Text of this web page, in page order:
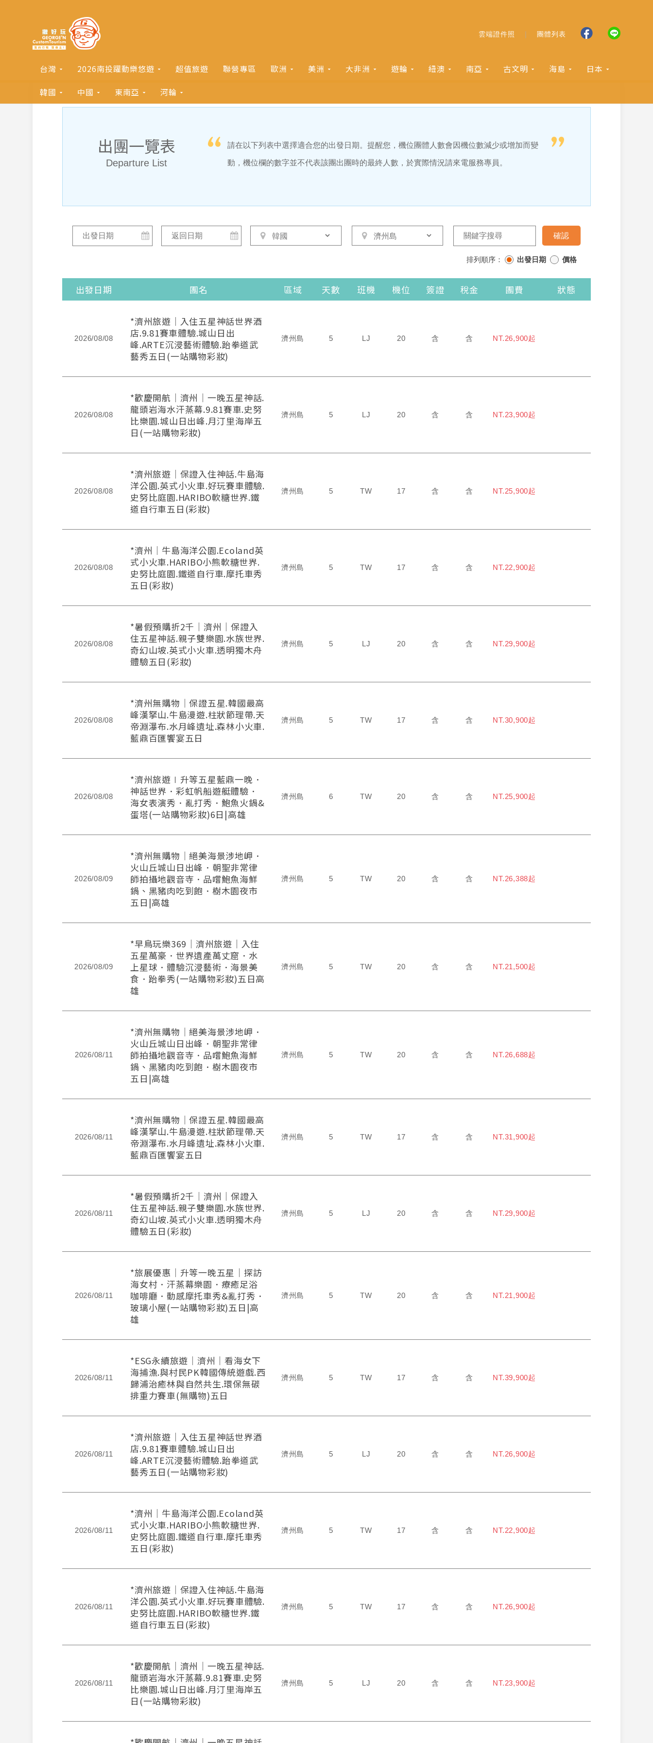
雲端證件照 團體列表
台灣 2026南投躍動樂悠遊 超值旅遊 聯營專區 歐洲 美洲 大非洲 遊輪 紐澳 南亞 古文明 海島
日本
韓國
中國 東南亞 河輪
出團一覽表
Departure List
請在以下列表中選擇適合您的出發日期。提醒您，機位團體人數會因機位數減少或增加而變
動，機位欄的數字並不代表該團出團時的最終人數，於實際情況請來電服務專員。
排列順序： 出發日期 價格
出發日期 團名 區域 天數 班機 機位 簽證 稅金 團費 狀態
2026/08/08
*濟州旅遊｜入住五星神話世界酒
店.9.81賽車體驗.城山日出
峰.ARTE沉浸藝術體驗.跆拳道武
藝秀五日(一站購物彩妝)
濟州島 5 LJ 20 含 含 NT.26,900起
2026/08/08
*歡慶開航｜濟州｜一晚五星神話.
龍頭岩海水汗蒸幕.9.81賽車.史努
比樂園.城山日出峰.月汀里海岸五
日(一站購物彩妝)
濟州島 5 LJ 20 含 含 NT.23,900起
2026/08/08
*濟州旅遊｜保證入住神話.牛島海
洋公園.英式小火車.好玩賽車體驗.
史努比庭園.HARIBO軟糖世界.鐵
道自行車五日(彩妝)
濟州島 5 TW 17 含 含 NT.25,900起
2026/08/08
*濟州｜牛島海洋公園.Ecoland英
式小火車.HARIBO小熊軟糖世界.
史努比庭園.鐵道自行車.摩托車秀
五日(彩妝)
濟州島 5 TW 17 含 含 NT.22,900起
2026/08/08
*暑假預購折2千｜濟州｜保證入
住五星神話.親子雙樂園.水族世界.
奇幻山坡.英式小火車.透明獨木舟
體驗五日(彩妝)
濟州島 5 LJ 20 含 含 NT.29,900起
2026/08/08
*濟州無購物｜保證五星.韓國最高
峰漢拏山.牛島漫遊.柱狀節理帶.天
帝淵瀑布.水月峰遺址.森林小火車.
藍鼎百匯饗宴五日
濟州島 5 TW 17 含 含 NT.30,900起
2026/08/08
*濟州旅遊∣升等五星藍鼎一晚．
神話世界．彩虹帆船遊艇體驗．
海女表演秀．亂打秀．鮑魚火鍋&
蛋塔(一站購物彩妝)6日|高雄
濟州島 6 TW 20 含 含 NT.25,900起
2026/08/09
*濟州無購物｜絕美海景涉地岬．
火山丘城山日出峰．朝聖非常律
師拍攝地觀音寺．品嚐鮑魚海鮮
鍋、黑豬肉吃到飽．樹木園夜市
五日|高雄
濟州島 5 TW 20 含 含 NT.26,388起
2026/08/09
*早鳥玩樂369｜濟州旅遊｜入住
五星萬豪．世界遺產萬丈窟．水
上星球．體驗沉浸藝術．海景美
食．跆拳秀(一站購物彩妝)五日高
雄
濟州島 5 TW 20 含 含 NT.21,500起
2026/08/11
*濟州無購物｜絕美海景涉地岬．
火山丘城山日出峰．朝聖非常律
師拍攝地觀音寺．品嚐鮑魚海鮮
鍋、黑豬肉吃到飽．樹木園夜市
五日|高雄
濟州島 5 TW 20 含 含 NT.26,688起
2026/08/11
*濟州無購物｜保證五星.韓國最高
峰漢拏山.牛島漫遊.柱狀節理帶.天
帝淵瀑布.水月峰遺址.森林小火車.
藍鼎百匯饗宴五日
濟州島 5 TW 17 含 含 NT.31,900起
2026/08/11
*暑假預購折2千｜濟州｜保證入
住五星神話.親子雙樂園.水族世界.
奇幻山坡.英式小火車.透明獨木舟
體驗五日(彩妝)
濟州島 5 LJ 20 含 含 NT.29,900起
2026/08/11
*旅展優惠｜升等一晚五星｜探訪
海女村．汗蒸幕樂園．療癒足浴
咖啡廳．動感摩托車秀&亂打秀．
玻璃小屋(一站購物彩妝)五日|高
雄
濟州島 5 TW 20 含 含 NT.21,900起
2026/08/11
*ESG永續旅遊｜濟州｜看海女下
海捕漁.與村民PK韓國傳統遊戲.西
歸浦治癒林與自然共生.環保無碳
排重力賽車(無購物)五日
濟州島 5 TW 17 含 含 NT.39,900起
2026/08/11
*濟州旅遊｜入住五星神話世界酒
店.9.81賽車體驗.城山日出
峰.ARTE沉浸藝術體驗.跆拳道武
藝秀五日(一站購物彩妝)
濟州島 5 LJ 20 含 含 NT.26,900起
2026/08/11
*濟州｜牛島海洋公園.Ecoland英
式小火車.HARIBO小熊軟糖世界.
史努比庭園.鐵道自行車.摩托車秀
五日(彩妝)
濟州島 5 TW 17 含 含 NT.22,900起
2026/08/11
*濟州旅遊｜保證入住神話.牛島海
洋公園.英式小火車.好玩賽車體驗.
史努比庭園.HARIBO軟糖世界.鐵
道自行車五日(彩妝)
濟州島 5 TW 17 含 含 NT.26,900起
2026/08/11
*歡慶開航｜濟州｜一晚五星神話.
龍頭岩海水汗蒸幕.9.81賽車.史努
比樂園.城山日出峰.月汀里海岸五
日(一站購物彩妝)
濟州島 5 LJ 20 含 含 NT.23,900起